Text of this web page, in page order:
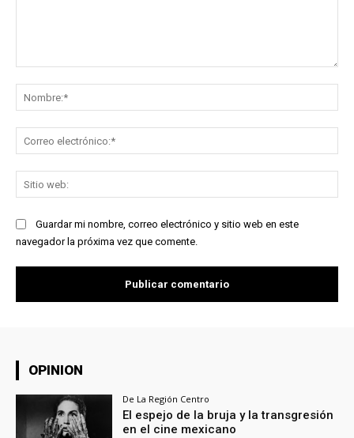
Guardar mi nombre, correo electrónico y sitio web en este
navegador la próxima vez que comente.
OPINION
De La Región Centro
El espejo de la bruja y la transgresión
en el cine mexicano